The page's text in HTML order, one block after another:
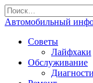
Перейти
к
Search
for:
Автомобильный
Советы
Лайфхаки
Обслуживание